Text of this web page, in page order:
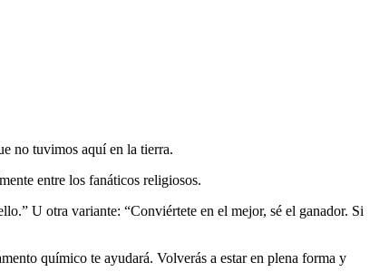
no tuvimos aquí en la tierra.
entre los fanáticos religiosos.
U otra variante: “Conviértete en el mejor, sé el ganador. Si
químico te ayudará. Volverás a estar en plena forma y